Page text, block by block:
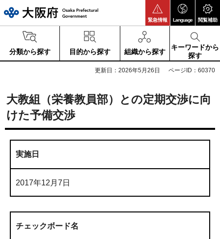
緊急情報 Language 閲覧補助
分類から探す 目的から探す 組織から探す
キーワードから
探す
更新日：2026年5月26日 ページID：60370
大教組（栄養教員部）との定期交渉に向
けた予備交渉
実施日
2017年12月7日
チェックボード名